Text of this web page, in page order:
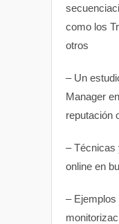
como los
otros
– Un
Manager
reputación
– Técnicas
online en
– Ejemplos